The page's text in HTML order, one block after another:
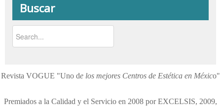
Buscar
Revista VOGUE "Uno de los mejores Centros de Estética en México"
Premiados a la Calidad y el Servicio en 2008 por EXCELSIS, 2009,